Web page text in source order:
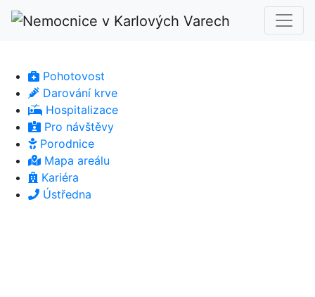
Pohotovost
Darování krve
Hospitalizace
Pro návštěvy
Porodnice
Mapa areálu
Kariéra
Ústředna